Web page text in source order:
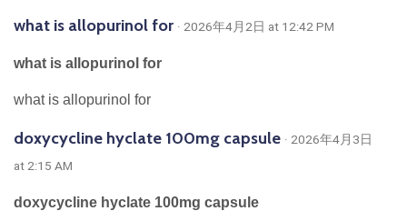
what is allopurinol for · 2026年4月2日 at 12:42 PM
what is allopurinol for
what is allopurinol for
doxycycline hyclate 100mg capsule · 2026年4月3日
at 2:15 AM
doxycycline hyclate 100mg capsule